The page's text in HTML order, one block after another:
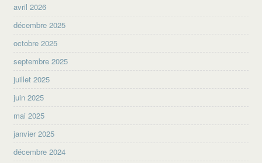
avril 2026
décembre 2025
octobre 2025
septembre 2025
juillet 2025
juin 2025
mai 2025
janvier 2025
décembre 2024